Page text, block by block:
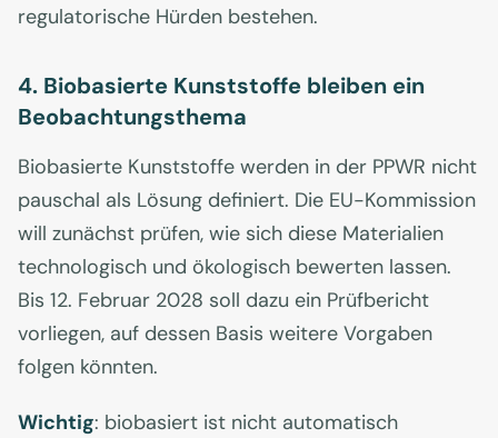
regulatorische Hürden bestehen.
4. Biobasierte Kunststoffe bleiben ein
Beobachtungsthema
Biobasierte Kunststoffe werden in der PPWR nicht
pauschal als Lösung definiert. Die EU-Kommission
will zunächst prüfen, wie sich diese Materialien
technologisch und ökologisch bewerten lassen.
Bis 12. Februar 2028 soll dazu ein Prüfbericht
vorliegen, auf dessen Basis weitere Vorgaben
folgen könnten.
Wichtig: biobasiert ist nicht automatisch